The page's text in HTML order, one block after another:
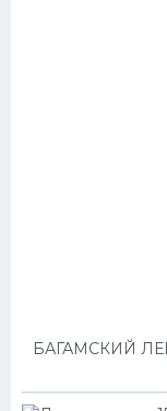
БАГАМСКИЙ